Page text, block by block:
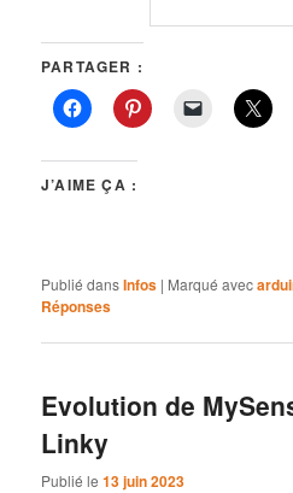
PARTAGER :
J’AIME ÇA :
Publié dansInfos | Marqué avec
Réponses
Evolution de
Linky
Publié le13 juin 2023